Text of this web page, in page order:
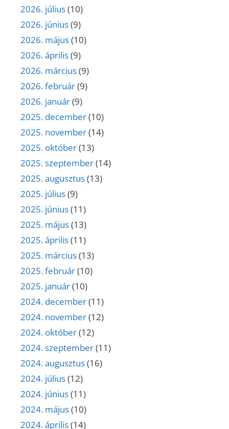
2026. július(10)
2026. június(9)
2026. május(10)
2026. április(9)
2026. március(9)
2026. február(9)
2026. január(9)
2025. december(10)
2025. november(14)
2025. október(13)
2025. szeptember(14)
2025. augusztus(13)
2025. július(9)
2025. június(11)
2025. május(13)
2025. április(11)
2025. március(13)
2025. február(10)
2025. január(10)
2024. december(11)
2024. november(12)
2024. október(12)
2024. szeptember(11)
2024. augusztus(16)
2024. július(12)
2024. június(11)
2024. május(10)
2024. április(14)